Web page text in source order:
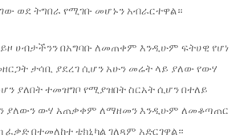
ወደ ትግበራ የሚገቡ መሆኑን አብራርተዋል።
ሀብታችንን በአግባቡ ለመጠቀም እንዲሁም ፍትሀዊ የሆነ
ታሳቢ ያደረገ ሲሆን አሁን መሬት ላይ ያለው የውሃ
ያለበት ተመዝግቦ የሚያዝበት ስርአት ሲሆን በተለይ
ያለውን ውሃ አጠቃቀም ለማዘመን እንዲሁም ለመቆጣጠር
ፈቃድ በተመለከተ ቴክኒካል ገለጻም አድርገዋል።